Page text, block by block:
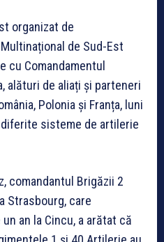
organizat de
de Sud-Est
cu Comandamentul
alături de aliați și parteneri
Polonia și Franța, luni
sisteme de artilerie
comandantul Brigăzii 2
Strasbourg, care
an la Cincu, a arătat că